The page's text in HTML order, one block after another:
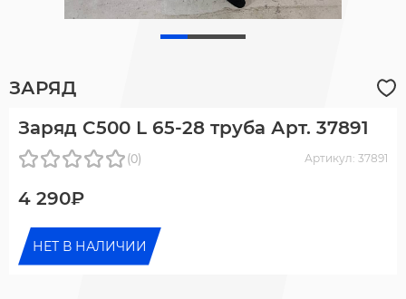
ЗАРЯД
Заряд C500 L 65-28 труба Арт. 37891
(0) Артикул: 37891
4 290₽
НЕТ В НАЛИЧИИ